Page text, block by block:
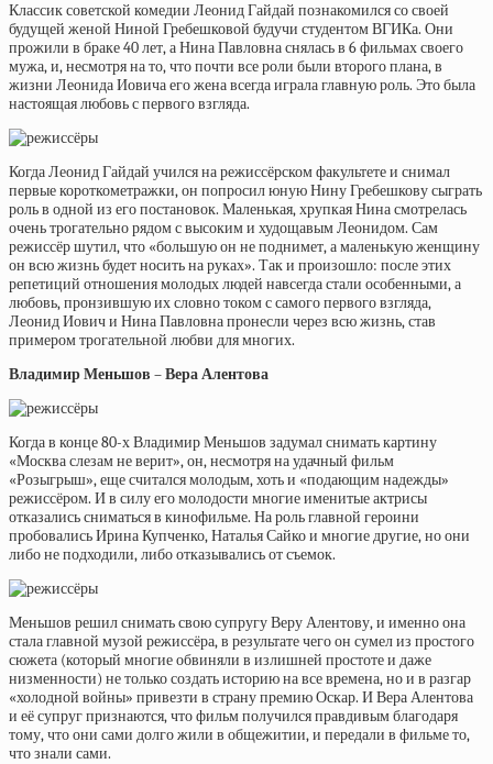
Классик советской комедии Леонид Гайдай познакомился со своей
будущей женой Ниной Гребешковой будучи студентом ВГИКа. Они
прожили в браке 40 лет, а Нина Павловна снялась в 6 фильмах своего
мужа, и, несмотря на то, что почти все роли были второго плана, в
жизни Леонида Иовича его жена всегда играла главную роль. Это была
настоящая любовь с первого взгляда.
Когда Леонид Гайдай учился на режиссёрском факультете и снимал
первые короткометражки, он попросил юную Нину Гребешкову сыграть
роль в одной из его постановок. Маленькая, хрупкая Нина смотрелась
очень трогательно рядом с высоким и худощавым Леонидом. Сам
режиссёр шутил, что «большую он не поднимет, а маленькую женщину
он всю жизнь будет носить на руках». Так и произошло: после этих
репетиций отношения молодых людей навсегда стали особенными, а
любовь, пронзившую их словно током с самого первого взгляда,
Леонид Иович и Нина Павловна пронесли через всю жизнь, став
примером трогательной любви для многих.
Владимир Меньшов – Вера Алентова
Когда в конце 80-х Владимир Меньшов задумал снимать картину
«Москва слезам не верит», он, несмотря на удачный фильм
«Розыгрыш», еще считался молодым, хоть и «подающим надежды»
режиссёром. И в силу его молодости многие именитые актрисы
отказались сниматься в кинофильме. На роль главной героини
пробовались Ирина Купченко, Наталья Сайко и многие другие, но они
либо не подходили, либо отказывались от съемок.
Меньшов решил снимать свою супругу Веру Алентову, и именно она
стала главной музой режиссёра, в результате чего он сумел из простого
сюжета (который многие обвиняли в излишней простоте и даже
низменности) не только создать историю на все времена, но и в разгар
«холодной войны» привезти в страну премию Оскар. И Вера Алентова
и её супруг признаются, что фильм получился правдивым благодаря
тому, что они сами долго жили в общежитии, и передали в фильме то,
что знали сами.